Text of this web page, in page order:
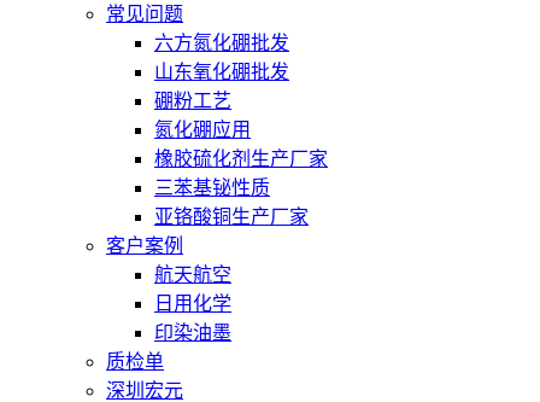
常见问题
六方氮化硼批发
山东氧化硼批发
硼粉工艺
氮化硼应用
橡胶硫化剂生产厂家
三苯基铋性质
亚铬酸铜生产厂家
客户案例
航天航空
日用化学
印染油墨
质检单
深圳宏元